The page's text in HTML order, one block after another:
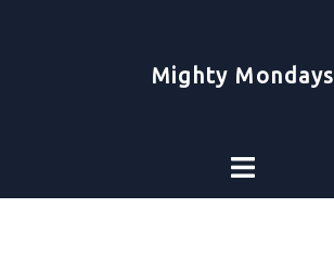
Mighty Mondays
Toggle